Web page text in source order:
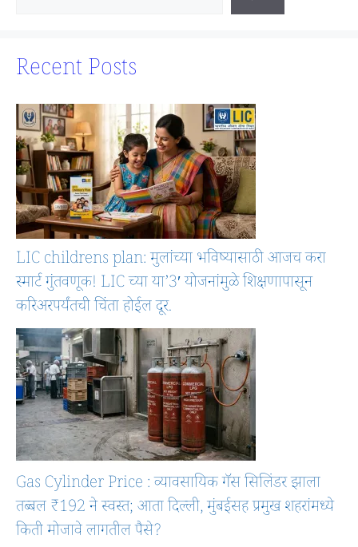
Recent Posts
LIC childrens plan: मुलांच्या भविष्यासाठी आजच करा
स्मार्ट गुंतवणूक! LIC च्या या’3′ योजनांमुळे शिक्षणापासून
करिअरपर्यंतची चिंता होईल दूर.
Gas Cylinder Price : व्यावसायिक गॅस सिलिंडर झाला
तब्बल ₹192 ने स्वस्त; आता दिल्ली, मुंबईसह प्रमुख शहरांमध्ये
किती मोजावे लागतील पैसे?